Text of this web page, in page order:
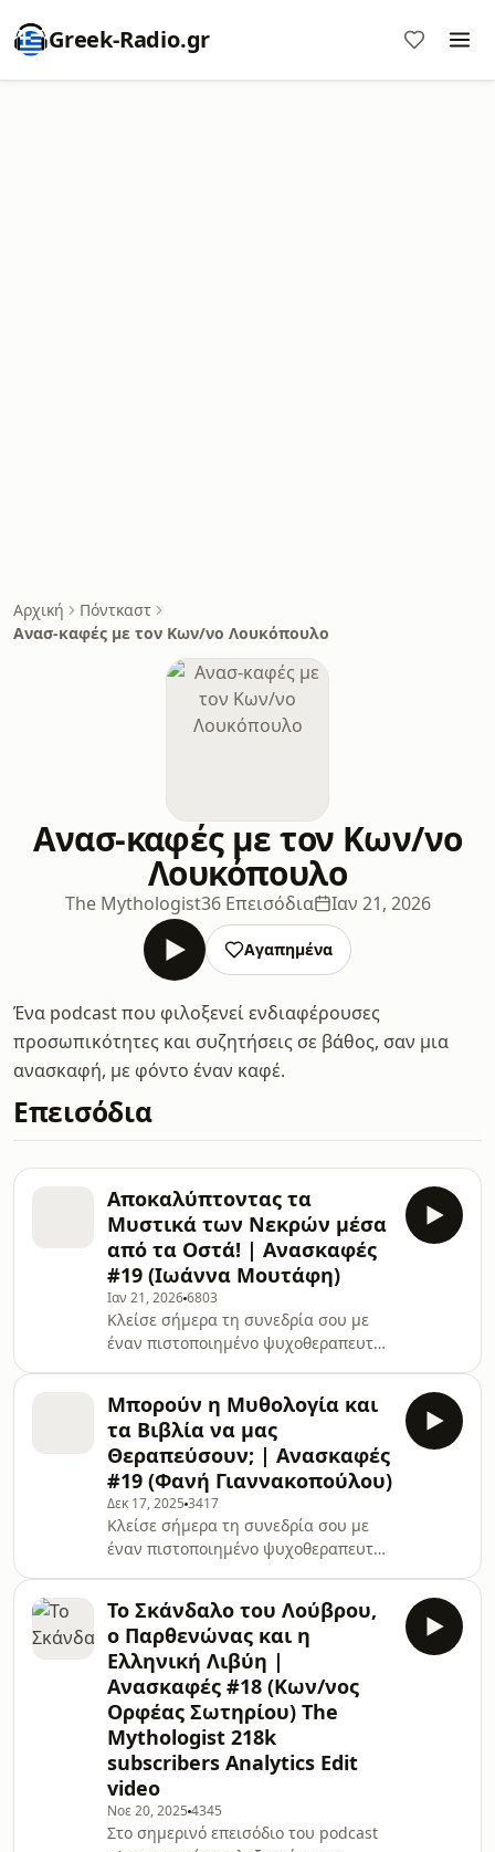
Greek-Radio.gr
Αρχική
Πόντκαστ
Ανασ-καφές με τον Κων/νο Λουκόπουλο
Ανασ-καφές με τον Κων/νο
Λουκόπουλο
The Mythologist36 Επεισόδια Ιαν 21, 2026
Αγαπημένα
Ένα podcast που φιλοξενεί ενδιαφέρουσες
προσωπικότητες και συζητήσεις σε βάθος, σαν μια
ανασκαφή, με φόντο έναν καφέ.
Επεισόδια
Αποκαλύπτοντας τα
Μυστικά των Νεκρών μέσα
από τα Οστά! | Ανασκαφές
#19 (Ιωάννα Μουτάφη)
Ιαν 21, 20266803
Κλείσε σήμερα τη συνεδρία σου με
έναν πιστοποιημένο ψυχοθεραπευτή
anaskafes25 για -25€ για την πρώτη
συνεδρία ή το πρώτο πακέτο
συνεδριών: https://hiwell.app/anaskafess-
---------------------------------------------------
---------------------------------------------------
------------------Η Δρ. Ιωάννα Μουταφή,
είναι βιοαρχαιολόγος με ειδίκευση
στην α
Μπορούν η Μυθολογία και
τα Βιβλία να μας
Θεραπεύσουν; | Ανασκαφές
#19 (Φανή Γιαννακοπούλου)
Δεκ 17, 2025 3417
Κλείσε σήμερα τη συνεδρία σου με
έναν πιστοποιημένο ψυχοθεραπευτή
κωδικόanaskafes25 για -25€
έκπτωση: https://hiwell.app/anaskafes-
---------------------------------------------------
---------------------------------------------------
------------------bibliomuses:
https://tinyurl.com/24xwhabvΗ Φανή
Γιαννακοπούλου είναι Υποψήφια
Διδάκτωρ του Τμήματος Αρχειον
Το Σκάνδαλο του Λούβρου,
ο Παρθενώνας και η
Ελληνική Λιβύη |
Ανασκαφές #18 (Κων/νος
Ορφέας Σωτηρίου) The
Mythologist 218k
subscribers Analytics Edit
video
Νοε 20, 2025 4345
Στο σημερινό επεισόδιο του podcast